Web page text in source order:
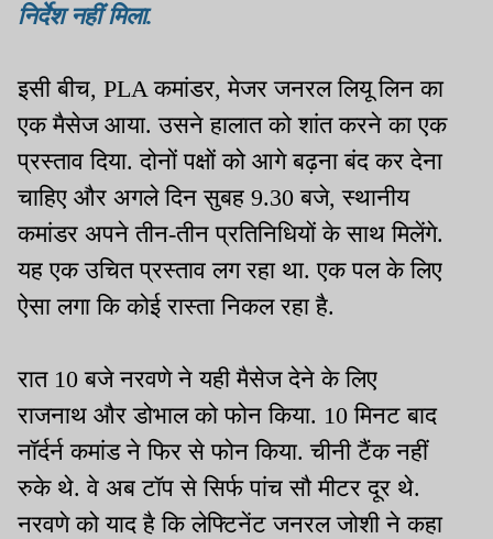
निर्देश नहीं मिला.
इसी बीच, PLA कमांडर, मेजर जनरल लियू लिन का
एक मैसेज आया. उसने हालात को शांत करने का एक
प्रस्ताव दिया. दोनों पक्षों को आगे बढ़ना बंद कर देना
चाहिए और अगले दिन सुबह 9.30 बजे, स्थानीय
कमांडर अपने तीन-तीन प्रतिनिधियों के साथ मिलेंगे.
यह एक उचित प्रस्ताव लग रहा था. एक पल के लिए
ऐसा लगा कि कोई रास्ता निकल रहा है.
रात 10 बजे नरवणे ने यही मैसेज देने के लिए
राजनाथ और डोभाल को फोन किया. 10 मिनट बाद
नॉर्दर्न कमांड ने फिर से फोन किया. चीनी टैंक नहीं
रुके थे. वे अब टॉप से ​​सिर्फ पांच सौ मीटर दूर थे.
नरवणे को याद है कि लेफ्टिनेंट जनरल जोशी ने कहा